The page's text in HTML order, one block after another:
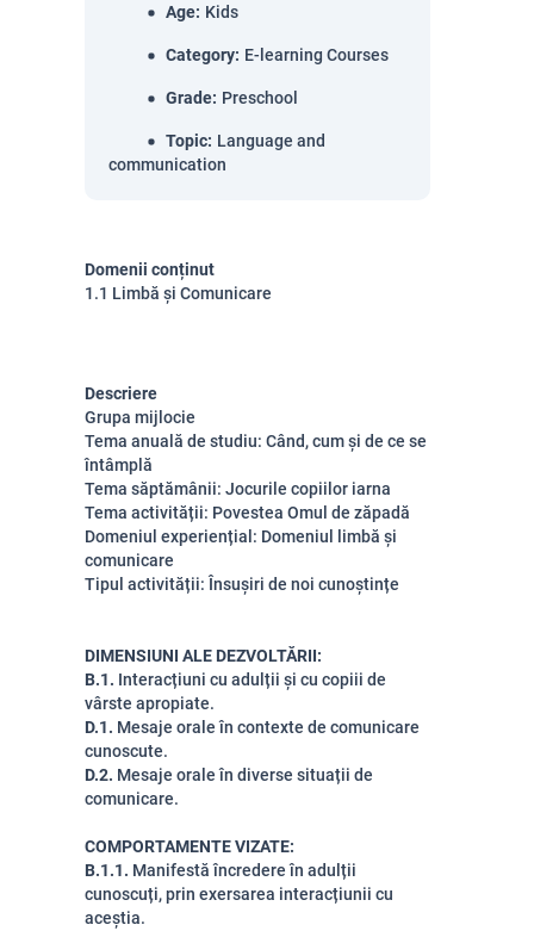
Age: Kids
Category: E-learning Courses
Grade: Preschool
Topic: Language and
communication
Domenii conținut
1.1 Limbă și Comunicare
Descriere
Grupa mijlocie
Tema anuală de studiu: Când, cum și de ce se
întâmplă
Tema săptămânii: Jocurile copiilor iarna
Tema activității: Povestea Omul de zăpadă
Domeniul experiențial: Domeniul limbă și
comunicare
Tipul activității: Însușiri de noi cunoștințe
DIMENSIUNI ALE DEZVOLTĂRII:
B.1. Interacțiuni cu adulții și cu copiii de
vârste apropiate.
D.1. Mesaje orale în contexte de comunicare
cunoscute.
D.2. Mesaje orale în diverse situații de
comunicare.
COMPORTAMENTE VIZATE:
B.1.1. Manifestă încredere în adulții
cunoscuți, prin exersarea interacțiunii cu
aceștia.